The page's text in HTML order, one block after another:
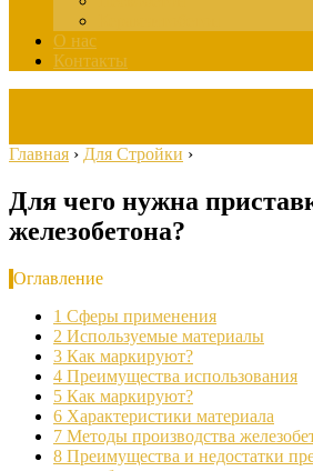
О нас
Контакты
Главная › Для Стройки ›
Для чего нужна
железобетона?
Оглавление
1 Сферы применения
2 Используемые материалы
3 Как маркируют?
4 Преимущества использования
5 Как маркируют?
6 Характеристики материала
7 Методы производства
8 Преимущества и недостатки